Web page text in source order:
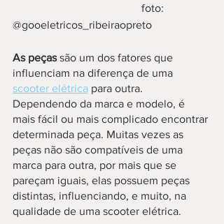
@gooeletricos_ribeiraopreto
As peças são um dos fatores que
influenciam na diferença de uma
scooter elétrica para outra.
Dependendo da marca e modelo, é
mais fácil ou mais complicado encontrar
determinada peça. Muitas vezes as
peças não são compatíveis de uma
marca para outra, por mais que se
pareçam iguais, elas possuem peças
distintas, influenciando, e muito, na
qualidade de uma scooter elétrica.